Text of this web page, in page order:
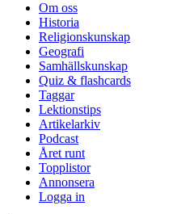
Om oss
Historia
Religionskunskap
Geografi
Samhällskunskap
Quiz & flashcards
Taggar
Lektionstips
Artikelarkiv
Podcast
Året runt
Topplistor
Annonsera
Logga in